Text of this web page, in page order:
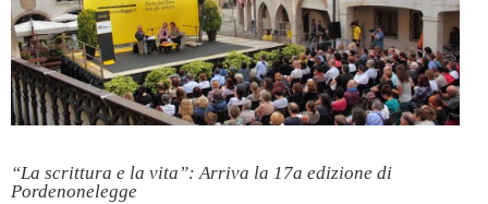
“La scrittura e la vita”: Arriva la 17a edizione di
Pordenonelegge